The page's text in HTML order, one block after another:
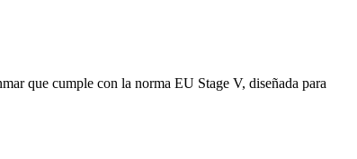
que cumple con la norma EU Stage V, diseñada para